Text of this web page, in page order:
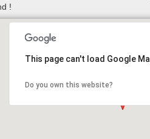
!
This page can't load Google
Do you own this website?